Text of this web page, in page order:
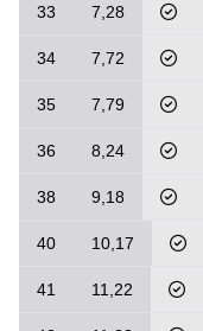
33 7,28
34 7,72
35 7,79
36 8,24
38 9,18
40 10,17
41 11,22